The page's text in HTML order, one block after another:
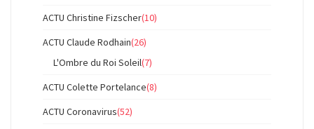
ACTU Christine Fizscher(10)
ACTU Claude Rodhain(26)
L'Ombre du Roi Soleil(7)
ACTU Colette Portelance(8)
ACTU Coronavirus(52)